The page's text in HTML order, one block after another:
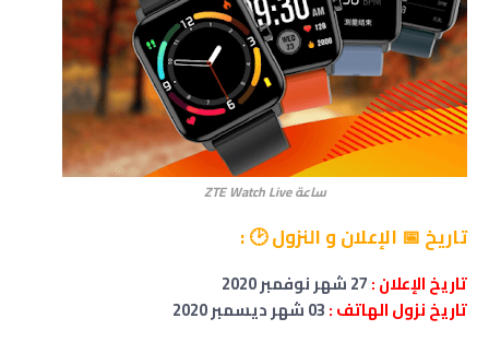
ساعة ZTE Watch Live
تاريخ 📅 الإعلان و النزول 🕑 :
تاريخالإعلان :
تاريخ نزول الهاتف :